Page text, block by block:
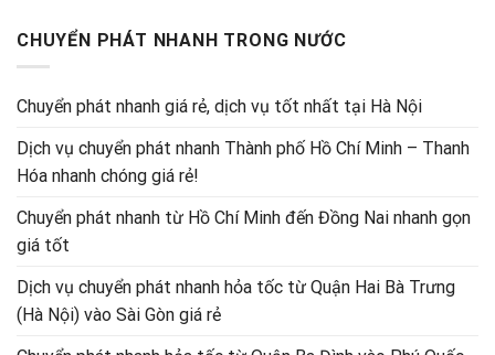
CHUYỂN PHÁT NHANH TRONG NƯỚC
Chuyển phát nhanh giá rẻ, dịch vụ tốt nhất tại Hà Nội
Dịch vụ chuyển phát nhanh Thành phố Hồ Chí Minh – Thanh
Hóa nhanh chóng giá rẻ!
Chuyển phát nhanh từ Hồ Chí Minh đến Đồng Nai nhanh gọn
giá tốt
Dịch vụ chuyển phát nhanh hỏa tốc từ Quận Hai Bà Trưng
(Hà Nội) vào Sài Gòn giá rẻ